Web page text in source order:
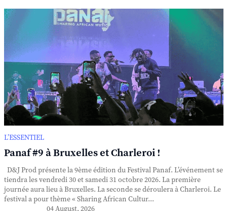
L’ESSENTIEL
Panaf #9 à Bruxelles et Charleroi !
D&J Prod présente la 9ème édition du Festival Panaf. L’événement se
tiendra les vendredi 30 et samedi 31 octobre 2026. La première
journée aura lieu à Bruxelles. La seconde se déroulera à Charleroi. Le
festival a pour thème « Sharing African Cultur...